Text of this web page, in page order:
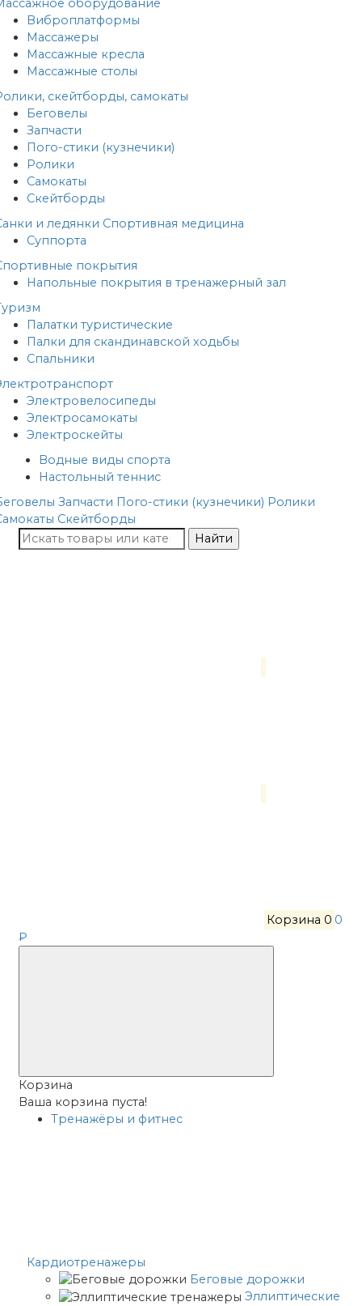
оборудование
Виброплатформы
Массажеры
Массажные кресла
Массажные столы
скейтборды, самокаты
Беговелы
Запчасти
Пого-стики (кузнечики)
Ролики
Самокаты
Скейтборды
и ледянки Спортивная медицина
Суппорта
покрытия
Напольные покрытия в тренажерный зал
Палатки туристические
Палки для скандинавской ходьбы
Спальники
Электровелосипеды
Электросамокаты
Электроскейты
Водные виды спорта
Настольный теннис
Запчасти Пого-стики (кузнечики) Ролики
Скейтборды
Найти
Корзина 0 0
₽
Корзина
Ваша корзина пуста!
Тренажёры и фитнес
Кардиотренажеры
Беговые дорожки
Эллиптические